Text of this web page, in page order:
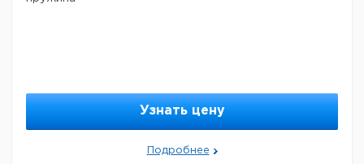
Узнать цену
Подробнее